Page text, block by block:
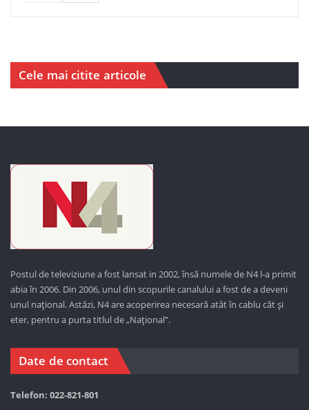
Cele mai citite articole
Postul de televiziune a fost lansat in 2002, însă numele de N4 l-a primit
abia în 2006. Din 2006, unul din scopurile canalului a fost de a deveni
unul național. Astăzi, N4 are acoperirea necesară atât în cablu cât și
eter, pentru a purta titlul de „Național”.
Date de contact
Telefon: 022-821-801